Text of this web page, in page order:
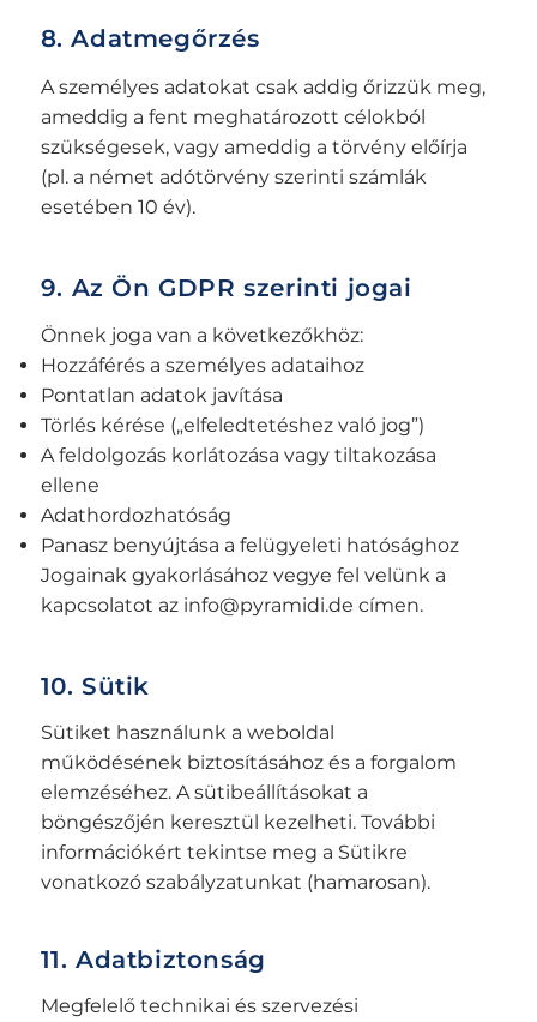
8. Adatmegőrzés
A személyes adatokat csak addig őrizzük meg,
ameddig a fent meghatározott célokból
szükségesek, vagy ameddig a törvény előírja
(pl. a német adótörvény szerinti számlák
esetében 10 év).
9. Az Ön GDPR szerinti jogai
Önnek joga van a következőkhöz:
Hozzáférés a személyes adataihoz
Pontatlan adatok javítása
Törlés kérése („elfeledtetéshez való jog”)
A feldolgozás korlátozása vagy tiltakozása
ellene
Adathordozhatóság
Panasz benyújtása a felügyeleti hatósághoz
Jogainak gyakorlásához vegye fel velünk a
kapcsolatot az info@pyramidi.de címen.
10. Sütik
Sütiket használunk a weboldal
működésének biztosításához és a forgalom
elemzéséhez. A sütibeállításokat a
böngészőjén keresztül kezelheti. További
információkért tekintse meg a Sütikre
vonatkozó szabályzatunkat (hamarosan).
11. Adatbiztonság
Megfelelő technikai és szervezési